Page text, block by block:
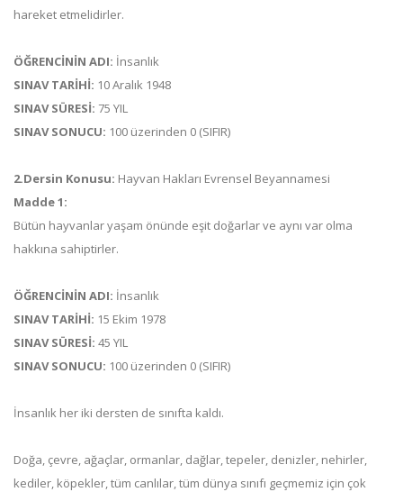
hareket etmelidirler.
ÖĞRENCİNİN ADI: İnsanlık
SINAV TARİHİ: 10 Aralık 1948
SINAV SÜRESİ: 75 YIL
SINAV SONUCU: 100 üzerinden 0 (SIFIR)
2.Dersin Konusu: Hayvan Hakları Evrensel Beyannamesi
Madde 1:
Bütün hayvanlar yaşam önünde eşit doğarlar ve aynı var olma
hakkına sahiptirler.
ÖĞRENCİNİN ADI: İnsanlık
SINAV TARİHİ: 15 Ekim 1978
SINAV SÜRESİ: 45 YIL
SINAV SONUCU: 100 üzerinden 0 (SIFIR)
İnsanlık her iki dersten de sınıfta kaldı.
Doğa, çevre, ağaçlar, ormanlar, dağlar, tepeler, denizler, nehirler,
kediler, köpekler, tüm canlılar, tüm dünya sınıfı geçmemiz için çok